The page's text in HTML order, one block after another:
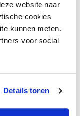
website naar
cookies
kunnen meten.
voor social
Details tonen
ROZ-
te storten ter
alsmede de
het prijsindexcijfer